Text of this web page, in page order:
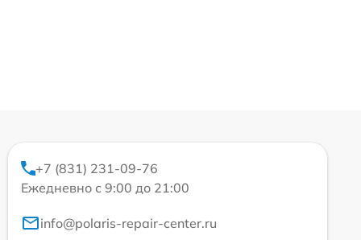
+7 (831) 231-09-76
Ежедневно с 9:00 до 21:00
info@polaris-repair-center.ru